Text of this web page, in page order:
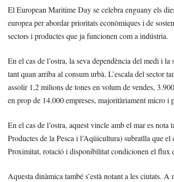
El European Maritime Day se celebra enguany els
europea per abordar prioritats econòmiques i de
sectors i productes que ja funcionen com a indústria.
En el cas de l’ostra, la seva dependència del medi i
tant quan arriba al consum urbà. L’escala del sector
assolir 1,2 milions de tones en volum de vendes,
en prop de 14.000 empreses, majoritàriament micro i
En el cas de l’ostra, aquest vincle amb el mar es
Productes de la Pesca i l’Aqüicultura) subratlla que
Proximitat, rotació i disponibilitat condicionen el flux
Aquesta dinàmica també s’està notant a les ciutats.